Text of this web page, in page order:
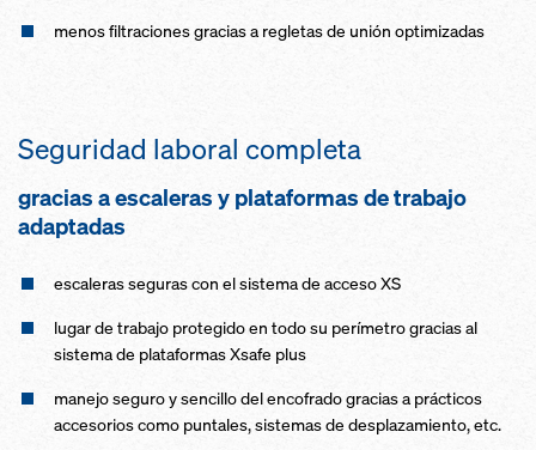
menos filtraciones gracias a regletas de unión optimizadas
Seguridad laboral completa
gracias a escaleras y plataformas de trabajo
adaptadas
escaleras seguras con el sistema de acceso XS
lugar de trabajo protegido en todo su perímetro gracias al
sistema de plataformas Xsafe plus
manejo seguro y sencillo del encofrado gracias a prácticos
accesorios como puntales, sistemas de desplazamiento, etc.